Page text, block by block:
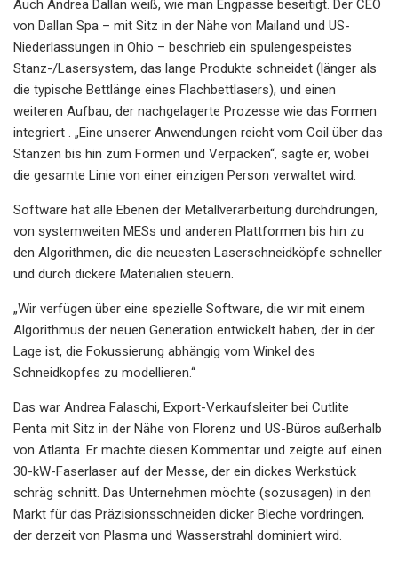
Auch Andrea Dallan weiß, wie man Engpässe beseitigt. Der CEO
von Dallan Spa – mit Sitz in der Nähe von Mailand und US-
Niederlassungen in Ohio – beschrieb ein spulengespeistes
Stanz-/Lasersystem, das lange Produkte schneidet (länger als
die typische Bettlänge eines Flachbettlasers), und einen
weiteren Aufbau, der nachgelagerte Prozesse wie das Formen
integriert . „Eine unserer Anwendungen reicht vom Coil über das
Stanzen bis hin zum Formen und Verpacken“, sagte er, wobei
die gesamte Linie von einer einzigen Person verwaltet wird.
Software hat alle Ebenen der Metallverarbeitung durchdrungen,
von systemweiten MESs und anderen Plattformen bis hin zu
den Algorithmen, die die neuesten Laserschneidköpfe schneller
und durch dickere Materialien steuern.
„Wir verfügen über eine spezielle Software, die wir mit einem
Algorithmus der neuen Generation entwickelt haben, der in der
Lage ist, die Fokussierung abhängig vom Winkel des
Schneidkopfes zu modellieren.“
Das war Andrea Falaschi, Export-Verkaufsleiter bei Cutlite
Penta mit Sitz in der Nähe von Florenz und US-Büros außerhalb
von Atlanta. Er machte diesen Kommentar und zeigte auf einen
30-kW-Faserlaser auf der Messe, der ein dickes Werkstück
schräg schnitt. Das Unternehmen möchte (sozusagen) in den
Markt für das Präzisionsschneiden dicker Bleche vordringen,
der derzeit von Plasma und Wasserstrahl dominiert wird.